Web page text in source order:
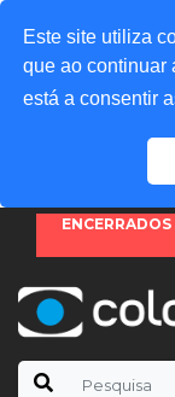
Este site utiliza
que ao continuar
está a consentir